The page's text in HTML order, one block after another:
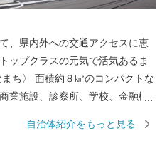
、県内外への交通アクセスに恵
ップクラスの元気で活気あるま
業施設、診察所、学校、金融機
内でNO.１（※1）。乳幼児を持
自治体紹介をもっと見る